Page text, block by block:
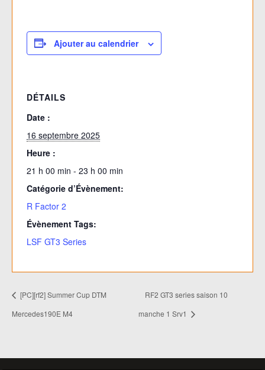
Ajouter au calendrier
DÉTAILS
Date :
16 septembre 2025
Heure :
21 h 00 min - 23 h 00 min
Catégorie d’Évènement:
R Factor 2
Évènement Tags:
LSF GT3 Series
[PC][rf2] Summer Cup DTM
Mercedes190E M4
RF2 GT3 series saison 10
manche 1 Srv1